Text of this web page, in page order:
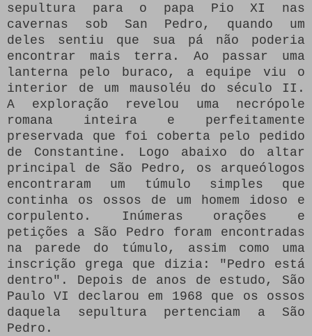
sepultura para o papa Pio XI nas
cavernas sob San Pedro, quando um
deles sentiu que sua pá não poderia
encontrar mais terra.
Ao passar uma
lanterna pelo buraco, a equipe viu o
interior de um mausoléu do século II.
A exploração revelou uma necrópole
romana inteira e perfeitamente
preservada que foi coberta pelo pedido
de Constantine.
Logo abaixo do altar
principal de São Pedro, os arqueólogos
encontraram um túmulo simples que
continha os ossos de um homem idoso e
corpulento.
Inúmeras orações e
petições a São Pedro foram encontradas
na parede do túmulo, assim como uma
inscrição grega que dizia: "Pedro está
dentro".
Depois de anos de estudo, São
Paulo VI declarou em 1968 que os ossos
daquela sepultura pertenciam a São
Pedro.